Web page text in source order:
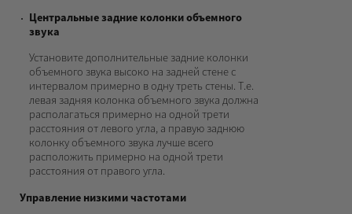
Центральные задние колонки объемного
звука
Установите дополнительные задние колонки
объемного звука высоко на задней стене с
интервалом примерно в одну треть стены. Т.е.
левая задняя колонка объемного звука должна
располагаться примерно на одной трети
расстояния от левого угла, а правую заднюю
колонку объемного звука лучше всего
расположить примерно на одной трети
расстояния от правого угла.
Управление низкими частотами